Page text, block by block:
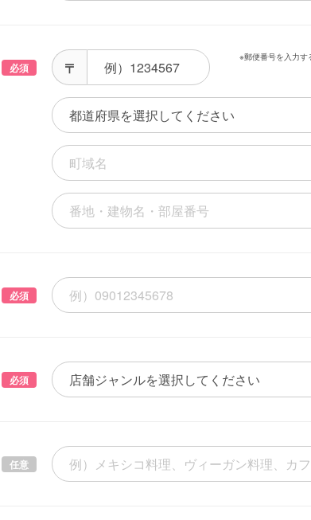
必須
※郵便番号を入力す
必須
必須
任意